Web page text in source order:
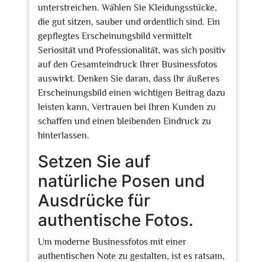
unterstreichen. Wählen Sie Kleidungsstücke,
die gut sitzen, sauber und ordentlich sind. Ein
gepflegtes Erscheinungsbild vermittelt
Seriosität und Professionalität, was sich positiv
auf den Gesamteindruck Ihrer Businessfotos
auswirkt. Denken Sie daran, dass Ihr äußeres
Erscheinungsbild einen wichtigen Beitrag dazu
leisten kann, Vertrauen bei Ihren Kunden zu
schaffen und einen bleibenden Eindruck zu
hinterlassen.
Setzen Sie auf
natürliche Posen und
Ausdrücke für
authentische Fotos.
Um moderne Businessfotos mit einer
authentischen Note zu gestalten, ist es ratsam,